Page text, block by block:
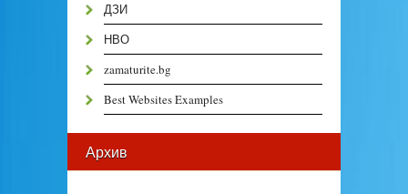
ДЗИ
НВО
zamaturite.bg
Best Websites Examples
Архив